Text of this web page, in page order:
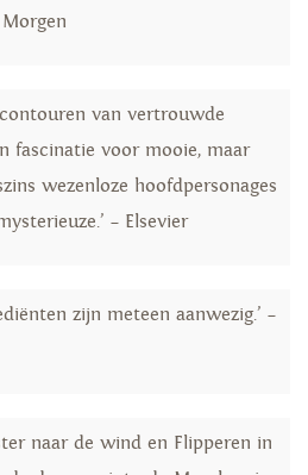
van vertrouwde
fascinatie voor mooie, maar
wezenloze hoofdpersonages
– Elsevier
zijn meteen aanwezig.’ –
naar de wind en Flipperen in